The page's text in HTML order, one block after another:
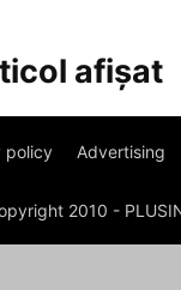
afișat
policy Advertising
2010 -